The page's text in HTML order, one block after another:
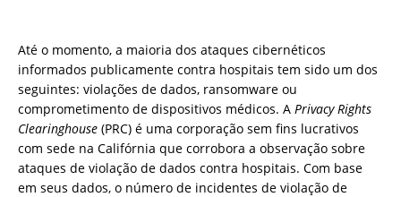
Até o momento, a maioria dos ataques cibernéticos
informados publicamente contra hospitais tem sido um dos
seguintes: violações de dados, ransomware ou
comprometimento de dispositivos médicos. A Privacy Rights
Clearinghouse (PRC) é uma corporação sem fins lucrativos
com sede na Califórnia que corrobora a observação sobre
ataques de violação de dados contra hospitais. Com base
em seus dados, o número de incidentes de violação de